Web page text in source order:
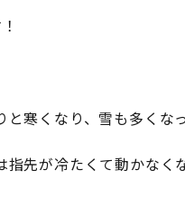
と寒くなり、雪も多くな
指先が冷たくて動かなく